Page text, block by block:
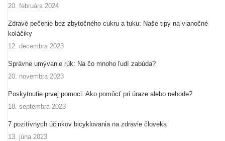
20. februára 2024
Zdravé pečenie bez zbytočného cukru a tuku: Naše tipy na vianočné
koláčiky
12. decembra 2023
Správne umývanie rúk: Na čo mnoho ľudí zabúda?
20. novembra 2023
Poskytnutie prvej pomoci: Ako pomôcť pri úraze alebo nehode?
18. septembra 2023
7 pozitívnych účinkov bicyklovania na zdravie človeka
13. júna 2023